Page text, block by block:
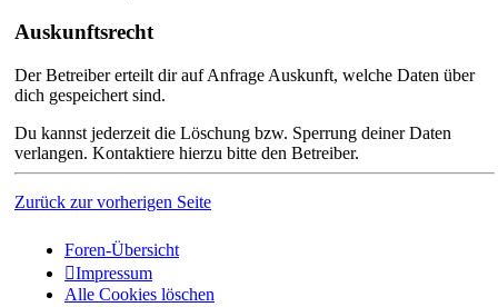
Auskunftsrecht
Der Betreiber erteilt dir auf Anfrage Auskunft, welche Daten über
dich gespeichert sind.
Du kannst jederzeit die Löschung bzw. Sperrung deiner Daten
verlangen. Kontaktiere hierzu bitte den Betreiber.
Zurück zur vorherigen Seite
Foren-Übersicht
Impressum
Alle Cookies löschen